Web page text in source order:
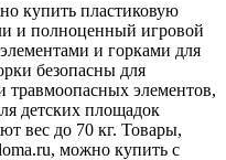
купить пластиковую
и полноценный игровой
и горками для
безопасны для
травмоопасных элементов,
детских площадок
вес до 70 кг. Товары,
можно купить с